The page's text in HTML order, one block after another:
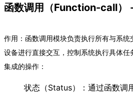
函数调用（Function-call）
作用：函数调用模块负责执行所有与系
设备进行直接交互，控制系统执行具体任
集成的操作：
状态（Status）：通过函数调